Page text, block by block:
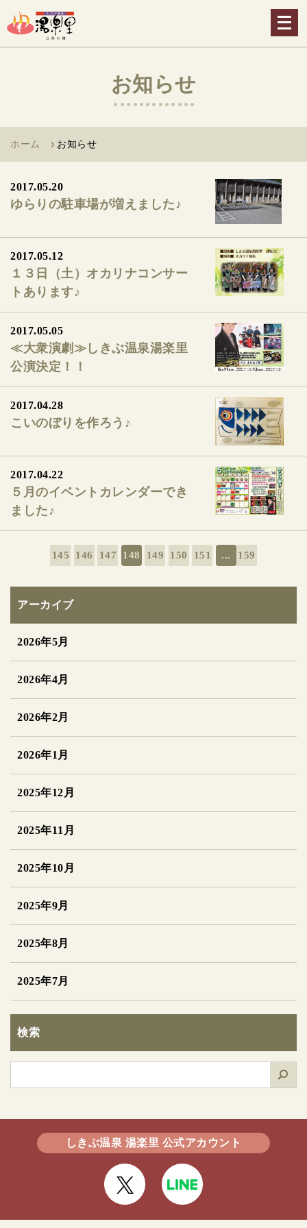
メ
ニ
ュ
お知らせ
ホーム お知らせ
2017.05.20
ゆらりの駐車場が増えました♪
2017.05.12
１３日（土）オカリナコンサー
トあります♪
2017.05.05
≪大衆演劇≫しきぶ温泉湯楽里
公演決定！！
2017.04.28
こいのぼりを作ろう♪
2017.04.22
５月のイベントカレンダーでき
ました♪
145 146 147 148 149 150 151 ... 159
アーカイブ
2026年5月
2026年4月
2026年2月
2026年1月
2025年12月
2025年11月
2025年10月
2025年9月
2025年8月
2025年7月
検索
しきぶ温泉 湯楽里 公式アカウント